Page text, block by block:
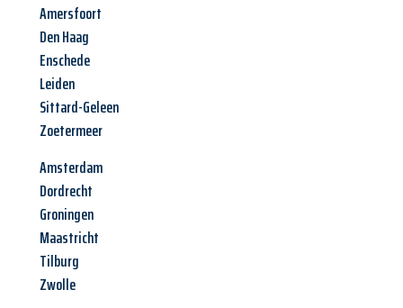
Amersfoort
Den Haag
Enschede
Leiden
Sittard-Geleen
Zoetermeer
Amsterdam
Dordrecht
Groningen
Maastricht
Tilburg
Zwolle